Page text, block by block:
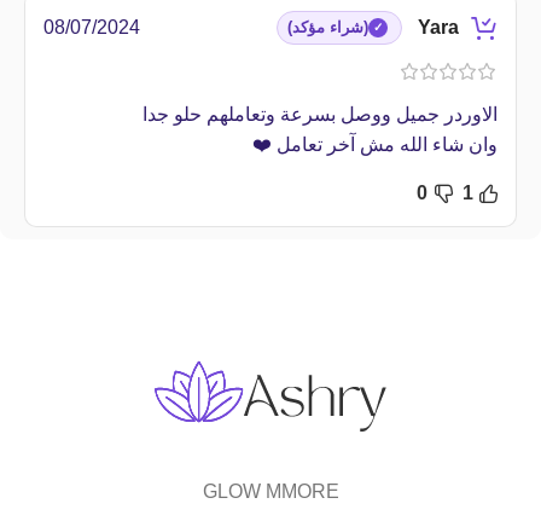
(شراء مؤكد) 08/07/2024
الاوردر جميل ووصل بسرعة وتعاملهم حلو جدا
وان شاء الله مش آخر تعامل ❤️
1
0
GLOW MMORE